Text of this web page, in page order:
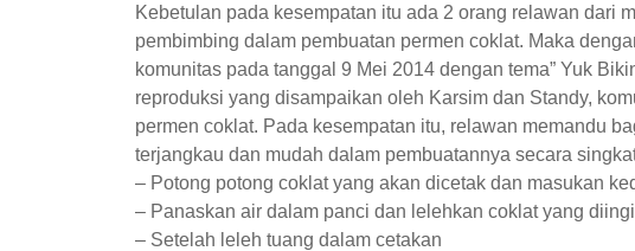
Kebetulan pada kesempatan itu ada 2 orang relawan dari
pembimbing dalam pembuatan permen coklat. Maka
komunitas pada tanggal 9 Mei 2014 dengan tema” Yuk
reproduksi yang disampaikan oleh Karsim dan Standy,
permen coklat. Pada kesempatan itu, relawan memandu
terjangkau dan mudah dalam pembuatannya secara
– Potong potong coklat yang akan dicetak dan masukan
– Panaskan air dalam panci dan lelehkan coklat yang
– Setelah leleh tuang dalam cetakan